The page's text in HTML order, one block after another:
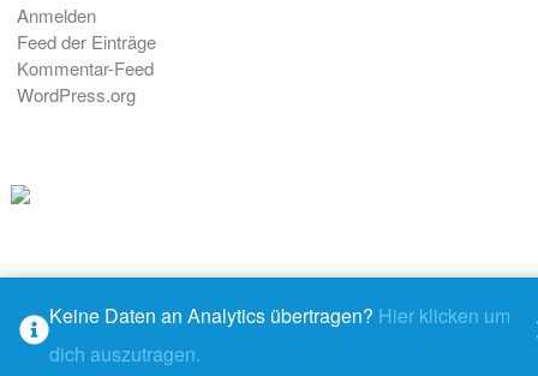
Anmelden
Feed der Einträge
Kommentar-Feed
WordPress.org
© 2026 - M@ndys Blogwelt
Rundown – stolz präsentiert von
Keine Daten an Analytics übertragen? Hier klicken um
dich auszutragen.